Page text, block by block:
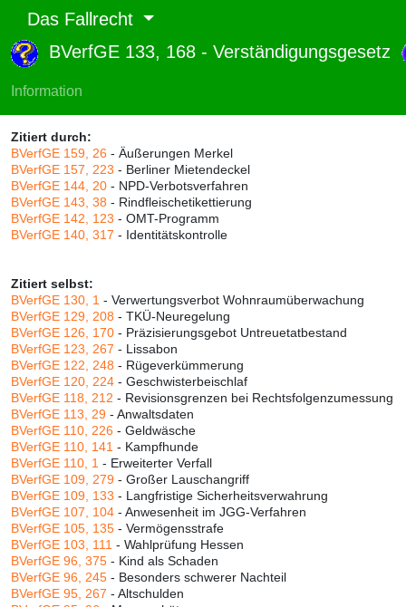
Das Fallrecht
BVerfGE 133, 168 - Verständigungsgesetz
Information
Abruf und Rang:
RTF-Version
Zitiert durch:
BVerfGE 159, 26 - Äußerungen Merkel
BVerfGE 157, 223 - Berliner Mietendeckel
BVerfGE 144, 20 - NPD-Verbotsverfahren
BVerfGE 143, 38 - Rindfleischetikettierung
BVerfGE 142, 123 - OMT-Programm
BVerfGE 140, 317 - Identitätskontrolle
Zitiert selbst:
BVerfGE 130, 1 - Verwertungsverbot Wohnraumüberwachung
BVerfGE 129, 208 - TKÜ-Neuregelung
BVerfGE 126, 170 - Präzisierungsgebot Untreuetatbestand
BVerfGE 123, 267 - Lissabon
BVerfGE 122, 248 - Rügeverkümmerung
BVerfGE 120, 224 - Geschwisterbeischlaf
BVerfGE 118, 212 - Revisionsgrenzen bei Rechtsfolgenzumessung
BVerfGE 113, 29 - Anwaltsdaten
BVerfGE 110, 226 - Geldwäsche
BVerfGE 110, 141 - Kampfhunde
BVerfGE 110, 1 - Erweiterter Verfall
BVerfGE 109, 279 - Großer Lauschangriff
BVerfGE 109, 133 - Langfristige Sicherheitsverwahrung
BVerfGE 107, 104 - Anwesenheit im JGG-Verfahren
BVerfGE 105, 135 - Vermögensstrafe
BVerfGE 103, 111 - Wahlprüfung Hessen
BVerfGE 96, 375 - Kind als Schaden
BVerfGE 96, 245 - Besonders schwerer Nachteil
BVerfGE 95, 267 - Altschulden